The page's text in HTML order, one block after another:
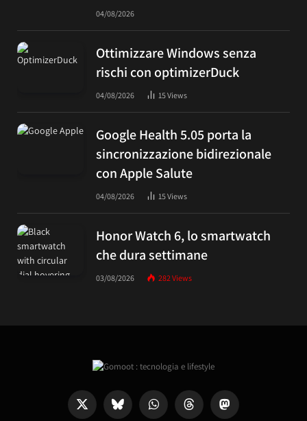
04/08/2026
Ottimizzare Windows senza
rischi con optimizerDuck
04/08/2026 15Views
Google Health 5.05 porta la
sincronizzazione bidirezionale
con Apple Salute
04/08/2026 15Views
Honor Watch 6, lo smartwatch
che dura settimane
03/08/2026 282 Views
X
Bluesky WhatsAppThreads Mastodon